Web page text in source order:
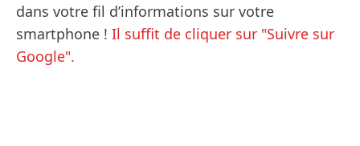
dans votre fil d’informations sur votre
smartphone ! Il suffit de cliquer sur "Suivre sur
Google".